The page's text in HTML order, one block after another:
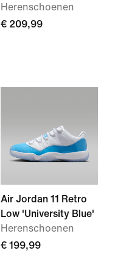
Herenschoenen
€ 209,99
Air Jordan 11 Retro
Low 'University Blue'
Herenschoenen
€ 199,99